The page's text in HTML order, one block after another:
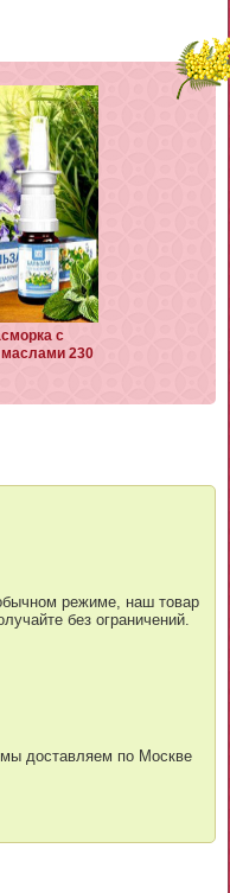
с
230
режиме, наш товар
без ограничений.
доставляем по Москве